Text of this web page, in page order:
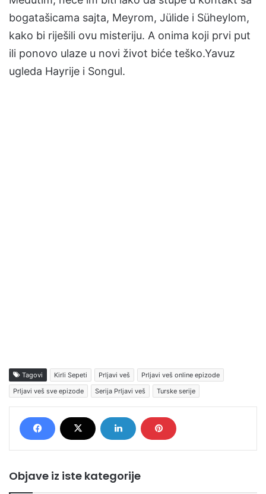
bogatašicama sajta, Meyrom, Jülide i Süheylom,
kako bi riješili ovu misteriju. A onima koji prvi put
ili ponovo ulaze u novi život biće teško.Yavuz
ugleda Hayrije i Songul.
Tagovi Kirli Sepeti Prljavi veš
Prljavi veš online epizode
Prljavi veš sve epizode
Serija Prljavi veš Turske serije
Objave iz iste kategorije